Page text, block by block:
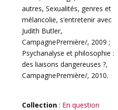
autres, Sexualités, genres et
mélancolie, s’entretenir avec
Judith Butler,
CampagnePremière/, 2009 ;
Psychanalyse et philosophie :
des liaisons dangereuses ?,
CampagnePremière/, 2010.
Collection: En question